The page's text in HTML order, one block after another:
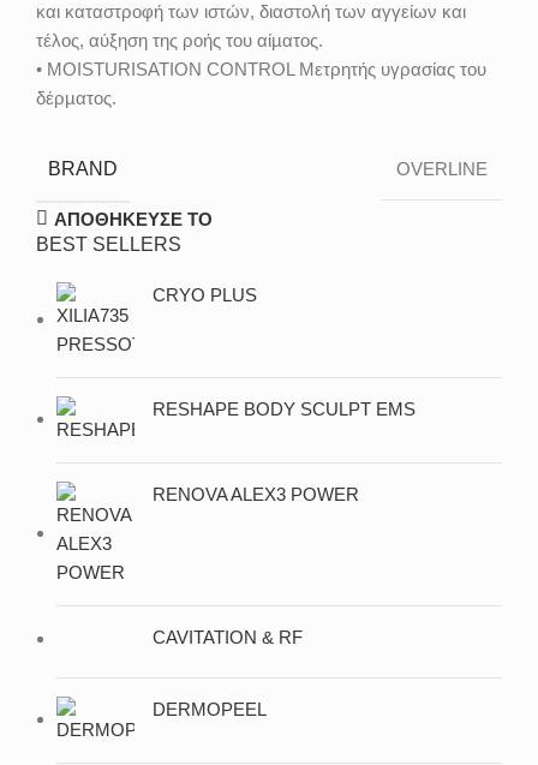
και καταστροφή των ιστών, διαστολή των αγγείων και
τέλος, αύξηση της ροής του αίµατος.
• MOISTURISATION CONTROL Μετρητής υγρασίας του
δέρµατος.
BRAND OVERLINE
ΑΠΟΘΗΚΕΥΣΕ ΤΟ
BEST SELLERS
CRYO PLUS
RESHAPE BODY SCULPT EMS
RENOVA ALEX3 POWER
CAVITATION & RF
DERMOPEEL